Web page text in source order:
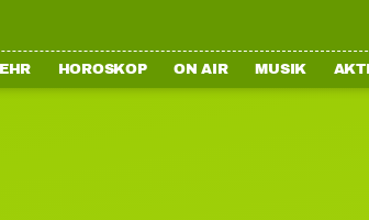
HOROSKOP ON AIR MUSIK